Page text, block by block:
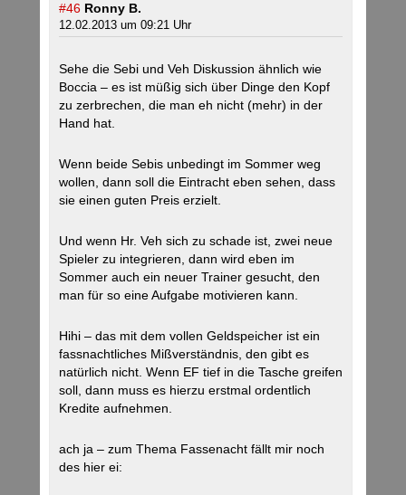
#46 Ronny B.
12.02.2013 um 09:21 Uhr
Sehe die Sebi und Veh Diskussion ähnlich wie
Boccia – es ist müßig sich über Dinge den Kopf
zu zerbrechen, die man eh nicht (mehr) in der
Hand hat.
Wenn beide Sebis unbedingt im Sommer weg
wollen, dann soll die Eintracht eben sehen, dass
sie einen guten Preis erzielt.
Und wenn Hr. Veh sich zu schade ist, zwei neue
Spieler zu integrieren, dann wird eben im
Sommer auch ein neuer Trainer gesucht, den
man für so eine Aufgabe motivieren kann.
Hihi – das mit dem vollen Geldspeicher ist ein
fassnachtliches Mißverständnis, den gibt es
natürlich nicht. Wenn EF tief in die Tasche greifen
soll, dann muss es hierzu erstmal ordentlich
Kredite aufnehmen.
ach ja – zum Thema Fassenacht fällt mir noch
des hier ei: